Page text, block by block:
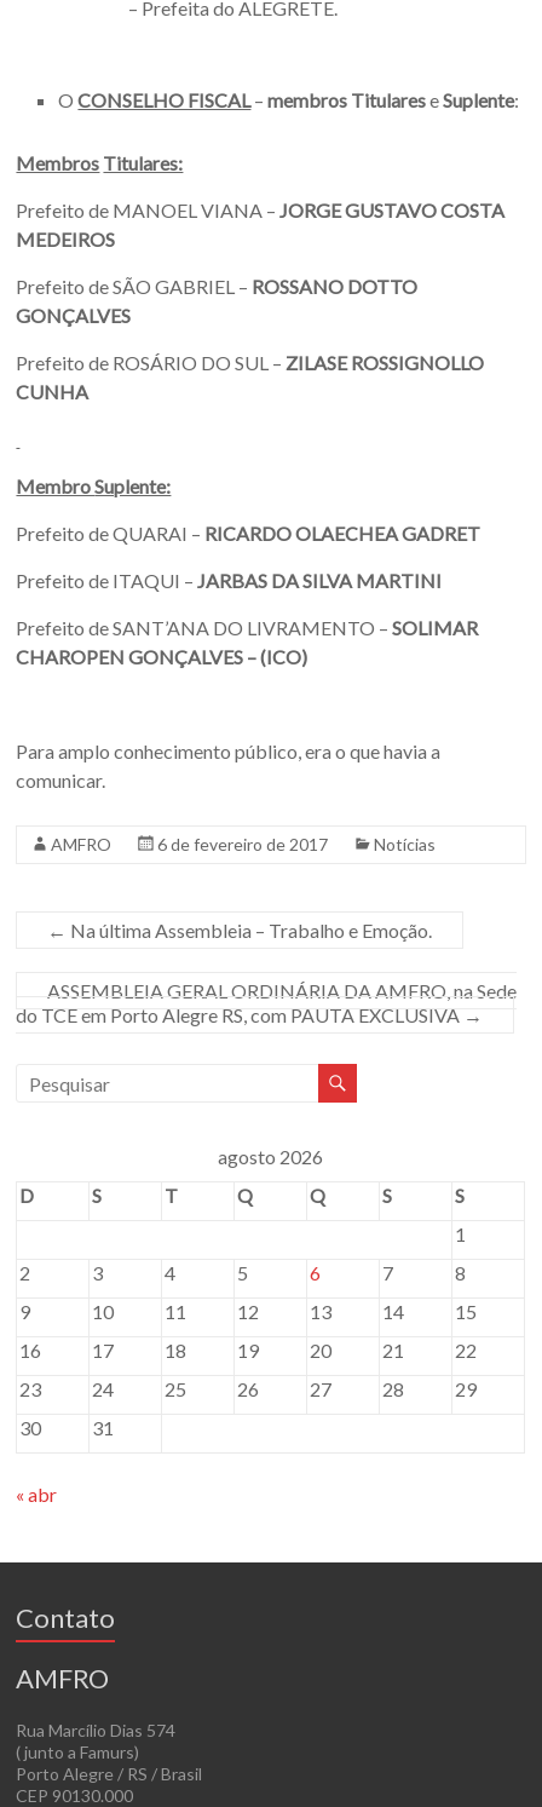
– Prefeita do ALEGRETE.
OCONSELHO FISCAL–membros TitulareseSuplente:
Membros Titulares:
Prefeito de MANOEL VIANA –JORGE GUSTAVO COSTA
MEDEIROS
Prefeito de SÃO GABRIEL – ROSSANO DOTTO
GONÇALVES
Prefeito de ROSÁRIO DO SUL – ZILASE ROSSIGNOLLO
CUNHA
MembroSuplente:
Prefeito de QUARAI – RICARDO OLAECHEA GADRET
Prefeito de ITAQUI –JARBAS DA SILVA MARTINI
Prefeito de SANT’ANA DO LIVRAMENTO –SOLIMAR
CHAROPEN GONÇALVES – (ICO)
Para amplo conhecimento público, era o que havia a
comunicar.
AMFRO 6 de fevereiro de 2017 Notícias
← Na última Assembleia – Trabalho e Emoção.
ASSEMBLEIA GERAL ORDINÁRIA DA AMFRO, na Sede
do TCE em Porto Alegre RS, com PAUTA EXCLUSIVA →
agosto 2026
D
S T Q Q S
S
1
2
3 4 5 6 7
8
9
10 11 12 13 14
15
16
17 18 19 20 21
22
23
24 25 26 27 28
29
30
31
« abr
Contato
AMFRO
Rua Marcílio Dias 574
( junto a Famurs)
Porto Alegre / RS / Brasil
CEP 90130.000